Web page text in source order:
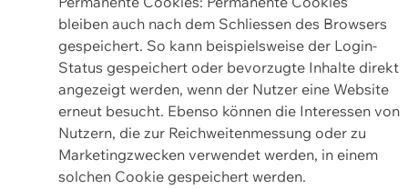
bleiben auch nach dem Schliessen des Browsers
gespeichert. So kann beispielsweise der Login-
Status gespeichert oder bevorzugte Inhalte direkt
angezeigt werden, wenn der Nutzer eine Website
erneut besucht. Ebenso können die Interessen von
Nutzern, die zur Reichweitenmessung oder zu
Marketingzwecken verwendet werden, in einem
solchen Cookie gespeichert werden.